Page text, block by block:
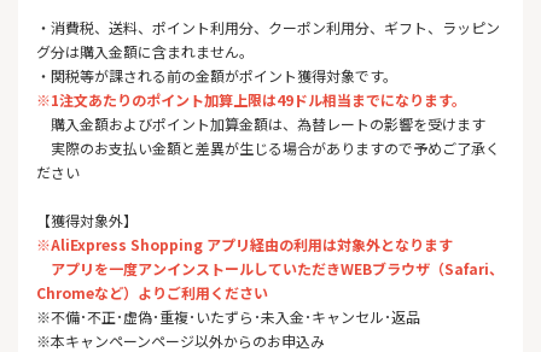
・消費税、送料、ポイント利用分、クーポン利用分、ギフト、ラッピン
グ分は購入金額に含まれません。
・関税等が課される前の金額がポイント獲得対象です。
※1注文あたりのポイント加算上限は49ドル相当までになります。
購入金額およびポイント加算金額は、為替レートの影響を受けます
実際のお支払い金額と差異が生じる場合がありますので予めご了承く
ださい
【獲得対象外】
※AliExpress Shopping アプリ経由の利用は対象外となります
アプリを一度アンインストールしていただきWEBブラウザ（Safari、
Chromeなど）よりご利用ください
※不備･不正･虚偽･重複･いたずら･未入金･キャンセル･返品
※本キャンペーンページ以外からのお申込み